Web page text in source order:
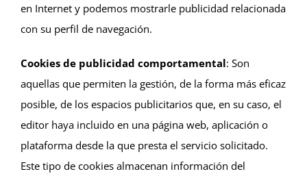
en Internet y podemos mostrarle publicidad relacionada
con su perfil de navegación.
Cookies de publicidad comportamental: Son
aquellas que permiten la gestión, de la forma más eficaz
posible, de los espacios publicitarios que, en su caso, el
editor haya incluido en una página web, aplicación o
plataforma desde la que presta el servicio solicitado.
Este tipo de cookies almacenan información del